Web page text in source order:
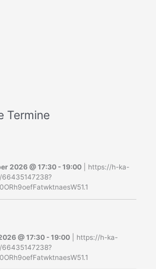
Termine
2026@17:30 -19:00
https://h-ka-
@17:30 -19:00
https://h-ka-